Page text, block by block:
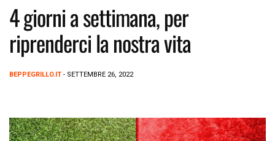
4 giorni a settimana, per
riprenderci la nostra vita
BEPPEGRILLO.IT - SETTEMBRE 26, 2022